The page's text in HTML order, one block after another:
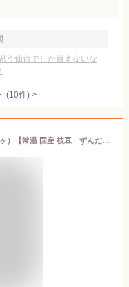
う仙台でしか買えないな
(10件) >
千日餅 15ヶ入（つぶ餡10ヶ・ずんだ5ヶ）【常温 国産 枝豆 ずんだあん 小豆 餡 お取り寄せ スイーツ 仙台 お礼 お返し ご挨拶 ギフト 詰め合わせ プレゼント 贈答 個包装 お土産 宮城 老舗 内祝い 出産祝い 和菓子】